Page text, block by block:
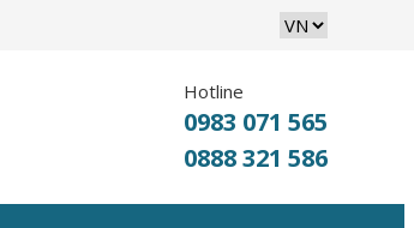
Hotline
0983 071 565
0888 321 586